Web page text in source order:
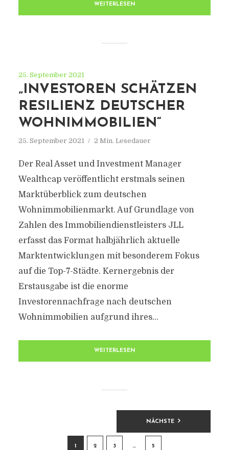
WEITERLESEN
25. September 2021
„INVESTOREN SCHÄTZEN
RESILIENZ DEUTSCHER
WOHNIMMOBILIEN“
25. September 2021 2 Min. Lesedauer
Der Real Asset und Investment Manager
Wealthcap veröffentlicht erstmals seinen
Marktüberblick zum deutschen
Wohnimmobilienmarkt. Auf Grundlage von
Zahlen des Immobiliendienstleisters JLL
erfasst das Format halbjährlich aktuelle
Marktentwicklungen mit besonderem Fokus
auf die Top-7-Städte. Kernergebnis der
Erstausgabe ist die enorme
Investorennachfrage nach deutschen
Wohnimmobilien aufgrund ihres...
WEITERLESEN
BEITRAGSNAVIGATION
1 2 3 … 5
NÄCHSTE